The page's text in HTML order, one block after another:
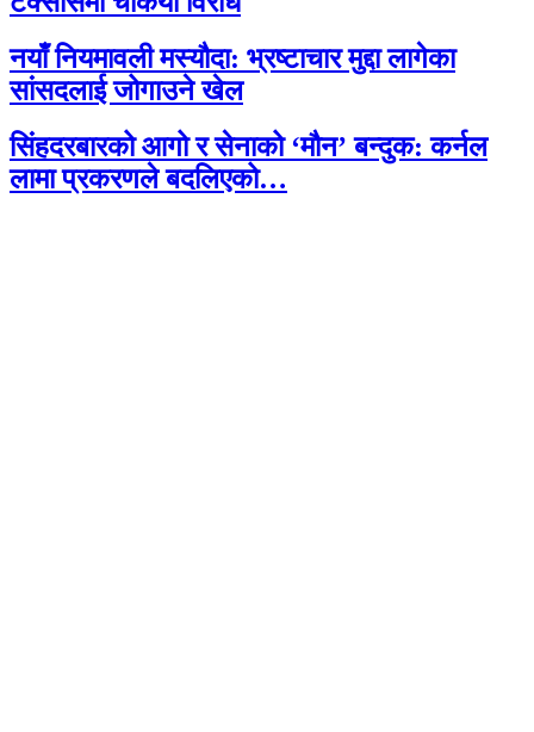
नयाँ नियमावली मस्यौदा: भ्रष्टाचार मुद्दा लागेका
सांसदलाई जोगाउने खेल
सिंहदरबारको आगो र सेनाको ‘मौन’ बन्दुक: कर्नल
लामा प्रकरणले बदलिएको…